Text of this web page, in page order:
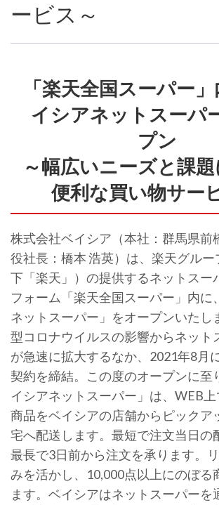
ービス～
「楽天全国スーパー
イシアネットスーパ
プン
～幅広いニーズと課
便利な買い物サー
株式会社ベイシア（本社：群馬県前
役社長：橋本 浩英）は、楽天グルー
下「楽天」）の提供するネットスー
フォーム「楽天全国スーパー」内に
ネットスーパー」をオープンいたし
型コロナウイルスの影響からネット
が急速に拡大するなか、2021年8月
契約を締結。この度のオープンに至
イシアネットスーパー」は、WEB
商品をベイシアの店舗からピックア
宅へ配送します。最短で注文当日の
最長で3日前から注文を承ります。
みを活かし、10,000点以上にのぼる
ます。ベイシアはネットスーパーを